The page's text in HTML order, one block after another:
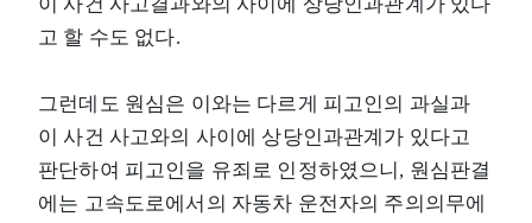
고 할 수도 없다.
그런데도 원심은 이와는 다르게 피고인의 과실과
이 사건 사고와의 사이에 상당인과관계가 있다고
판단하여 피고인을 유죄로 인정하였으니, 원심판결
에는 고속도로에서의 자동차 운전자의 주의의무에